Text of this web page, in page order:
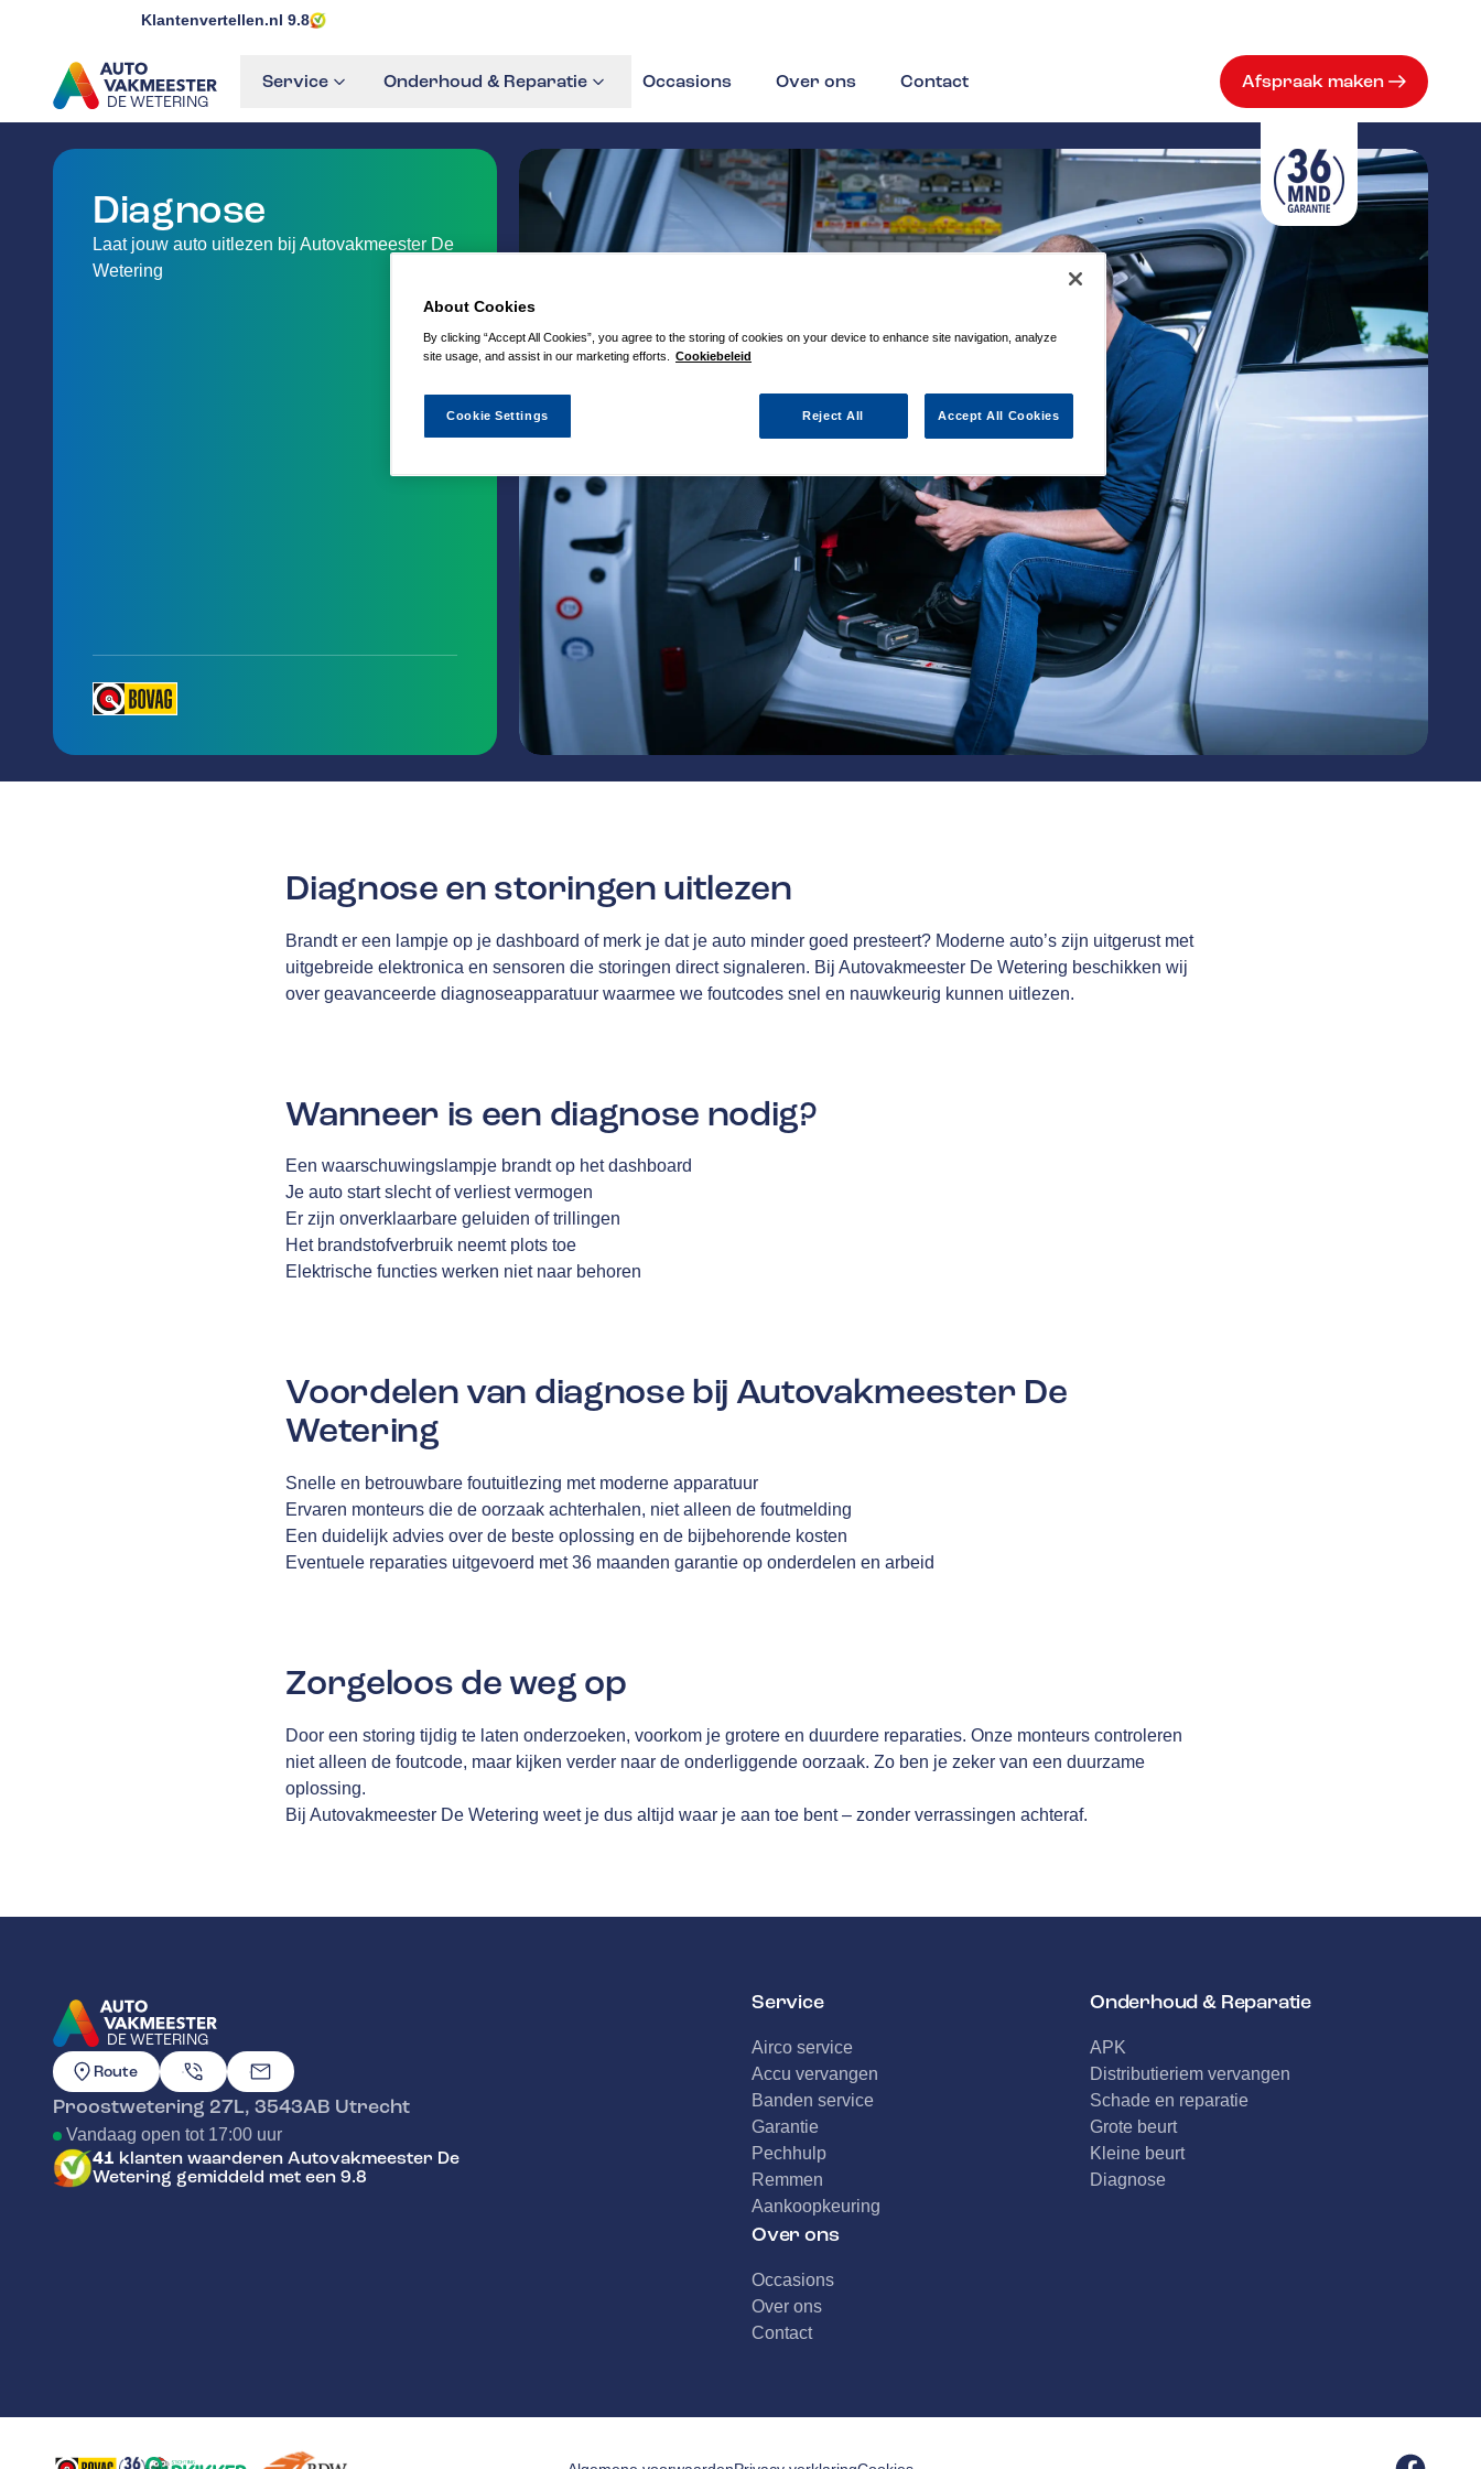
Klantenvertellen.nl 9.8
DE WETERING
GA NAAR DE HOMEPAGINA
Service Onderhoud & Reparatie Occasions Over ons Contact Afspraak maken
Diagnose
Laat jouw auto uitlezen bij Autovakmeester De
Wetering
Diagnose en storingen uitlezen
Brandt er een lampje op je dashboard of merk je dat je auto minder goed presteert? Moderne auto’s zijn uitgerust met
uitgebreide elektronica en sensoren die storingen direct signaleren. Bij Autovakmeester De Wetering beschikken wij
over geavanceerde diagnoseapparatuur waarmee we foutcodes snel en nauwkeurig kunnen uitlezen.
Wanneer is een diagnose nodig?
Een waarschuwingslampje brandt op het dashboard
Je auto start slecht of verliest vermogen
Er zijn onverklaarbare geluiden of trillingen
Het brandstofverbruik neemt plots toe
Elektrische functies werken niet naar behoren
Voordelen van diagnose bij Autovakmeester De
Wetering
Snelle en betrouwbare foutuitlezing met moderne apparatuur
Ervaren monteurs die de oorzaak achterhalen, niet alleen de foutmelding
Een duidelijk advies over de beste oplossing en de bijbehorende kosten
Eventuele reparaties uitgevoerd met 36 maanden garantie op onderdelen en arbeid
Zorgeloos de weg op
Door een storing tijdig te laten onderzoeken, voorkom je grotere en duurdere reparaties. Onze monteurs controleren
niet alleen de foutcode, maar kijken verder naar de onderliggende oorzaak. Zo ben je zeker van een duurzame
oplossing.
Bij Autovakmeester De Wetering weet je dus altijd waar je aan toe bent – zonder verrassingen achteraf.
DE WETERING
GA NAAR DE HOMEPAGINA
Route
Proostwetering 27L, 3543AB Utrecht
Vandaag open tot 17:00 uur
41 klanten waarderen Autovakmeester De
Wetering gemiddeld met een 9.8
Service
Airco service
Accu vervangen
Banden service
Garantie
Pechhulp
Remmen
Aankoopkeuring
Onderhoud & Reparatie
APK
Distributieriem vervangen
Schade en reparatie
Grote beurt
Kleine beurt
Diagnose
Over ons
Occasions
Over ons
Contact
About Cookies
By clicking “Accept All Cookies”, you agree to the storing of cookies on your device to enhance site navigation, analyze
site usage, and assist in our marketing efforts.
Cookiebeleid
Reject All Accept All Cookies
Cookie Settings